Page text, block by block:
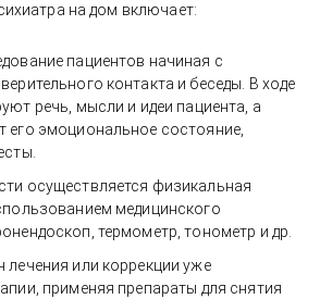
на дом включает:
пациентов начиная с
контакта и беседы. В ходе
речь, мысли и идеи пациента, а
его эмоциональное состояние,
осуществляется физикальная
медицинского
термометр, тонометр и др.
лечения или коррекции уже
применяя препараты для снятия